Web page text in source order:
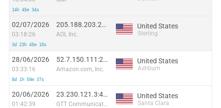
14h 45m 34s
02/07/2026
03:18:26
3d 23h 45m 10s
205.188.203.25:8238
AOL Inc.
United States
Sterling
28/06/2026
03:33:16
8d 1h 50m 37s
52.7.150.111:23820
Amazon.com, Inc.
United States
Ashburn
20/06/2026
01:42:39
23.230.121.3:4020
GTT Communications Inc.
United States
Santa Clara